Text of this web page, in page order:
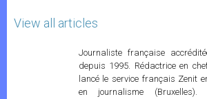
View all articles
Journaliste française
depuis 1995. Rédactrice en
lancé le service français Zenit
en journalisme